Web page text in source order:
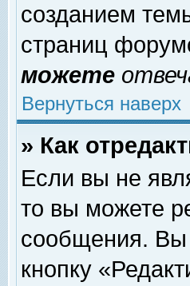
созданием
страниц
можете
Вернуться наверх
» Как
Если вы не
то вы можете
сообщения. Вы
кнопку